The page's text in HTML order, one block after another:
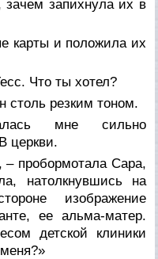
запихнула их в
карты и положила их
Что ты хотел?
резким тоном.
мне сильно
церкви.
– пробормотала Сара,
натолкнувшись на
изображение
ее альма-матер.
детской клиники